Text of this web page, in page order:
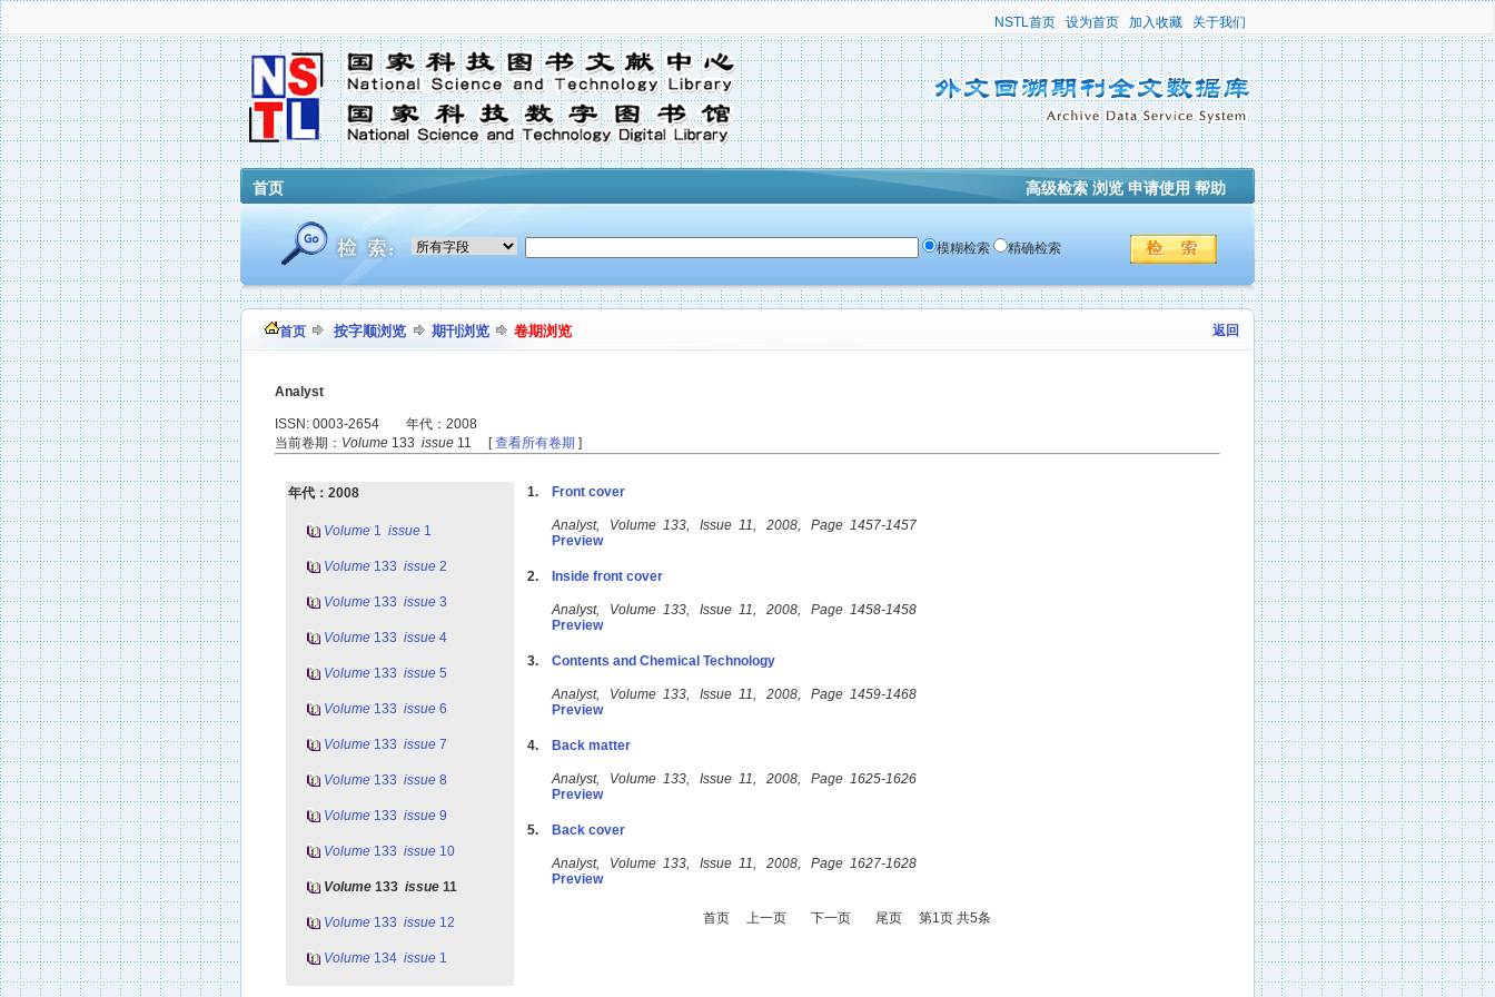
NSTL首页 设为首页 加入收藏 关于我们
首页 高级检索 浏览 申请使用 帮助
模糊检索 精确检索
首页 按字顺浏览 期刊浏览 卷期浏览 返回
Analyst
ISSN: 0003-2654 年代：2008
当前卷期： Volume 133 issue 11 [查看所有卷期 ]
年代：2008
Volume 1 issue 1
Volume 133 issue 2
Volume 133 issue 3
Volume 133 issue 4
Volume 133 issue 5
Volume 133 issue 6
Volume 133 issue 7
Volume 133 issue 8
Volume 133 issue 9
Volume 133 issue 10
Volume 133 issue 11
Volume 133 issue 12
Volume 134 issue 1
1. Front cover
Analyst, Volume 133, Issue 11, 2008, Page 1457-1457
Preview
2. Inside front cover
Analyst, Volume 133, Issue 11, 2008, Page 1458-1458
Preview
3. Contents and Chemical Technology
Analyst, Volume 133, Issue 11, 2008, Page 1459-1468
Preview
4. Back matter
Analyst, Volume 133, Issue 11, 2008, Page 1625-1626
Preview
5. Back cover
Analyst, Volume 133, Issue 11, 2008, Page 1627-1628
Preview
首页 上一页 下一页 尾页 第1页 共5条